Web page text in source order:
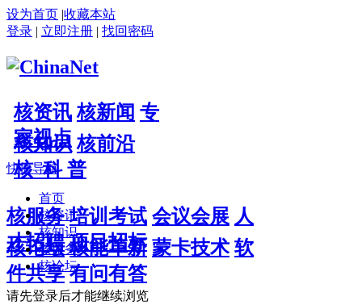
设为首页 |收藏本站
登录 | 立即注册 | 找回密码
核资讯 核新闻 专
家视点
核知识 核前沿
核 科 普
核服务 培训考试 会议会展 人
才招聘 项目招标
核论坛 核能革新 蒙卡技术 软
件共享 有问有答
快捷导航
首页
核资讯
核知识
核服务
核论坛
请先登录后才能继续浏览